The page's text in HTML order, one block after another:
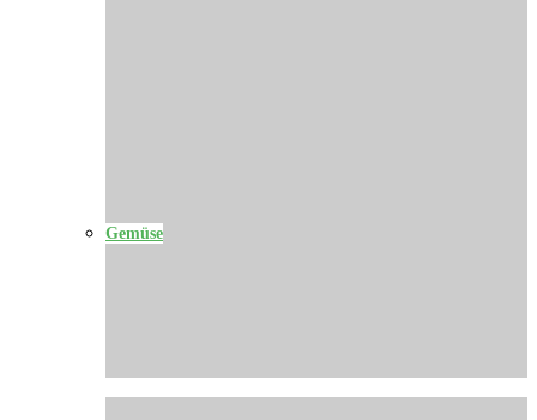
Gemüse